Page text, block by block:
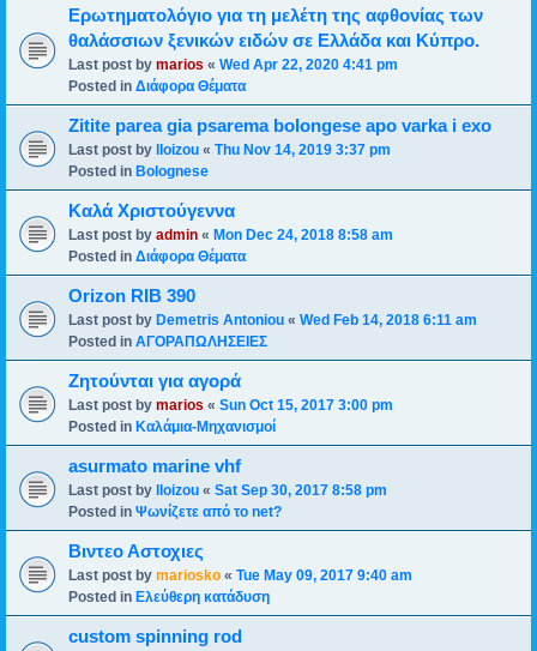
Ερωτηματολόγιο για τη μελέτη της αφθονίας των
θαλάσσιων ξενικών ειδών σε Ελλάδα και Κύπρο.
Last post by marios « Wed Apr 22, 2020 4:41 pm
Posted in Διάφορα Θέματα
Zitite parea gia psarema bolongese apo varka i exo
Last post by lloizou « Thu Nov 14, 2019 3:37 pm
Posted in Bolognese
Καλά Χριστούγεννα
Last post by admin « Mon Dec 24, 2018 8:58 am
Posted in Διάφορα Θέματα
Orizon RIB 390
Last post by Demetris Antoniou « Wed Feb 14, 2018 6:11 am
Posted in ΑΓΟΡΑΠΩΛΗΣΕΙΕΣ
Ζητούνται για αγορά
Last post by marios « Sun Oct 15, 2017 3:00 pm
Posted in Καλάμια-Mηχανισμoί
asurmato marine vhf
Last post by lloizou « Sat Sep 30, 2017 8:58 pm
Posted in Ψωνίζετε από το net?
Βιντεο Αστοχιες
Last post by mariosko « Tue May 09, 2017 9:40 am
Posted in Ελεύθερη κατάδυση
custom spinning rod